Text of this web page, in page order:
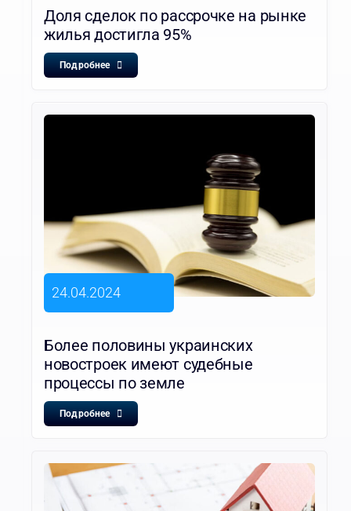
Доля сделок по рассрочке на рынке
жилья достигла 95%
Подробнее
24.04.2024
Более половины украинских
новостроек имеют судебные
процессы по земле
Подробнее